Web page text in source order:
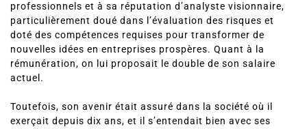
professionnels et à sa réputation d’analyste visionnaire,
particulièrement doué dans l’évaluation des risques et
doté des compétences requises pour transformer de
nouvelles idées en entreprises prospères. Quant à la
rémunération, on lui proposait le double de son salaire
actuel.
Toutefois, son avenir était assuré dans la société où il
exerçait depuis dix ans, et il s’entendait bien avec ses